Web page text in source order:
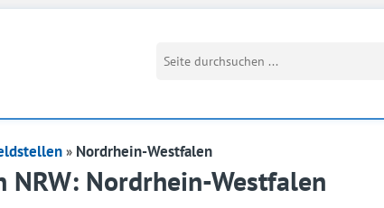
Nordrhein-Westfalen
Nordrhein-Westfalen